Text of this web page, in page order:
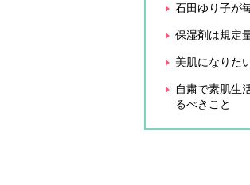
石田ゆり子が
保湿剤は規定
美肌になりた
自粛で素肌生
るべきこと